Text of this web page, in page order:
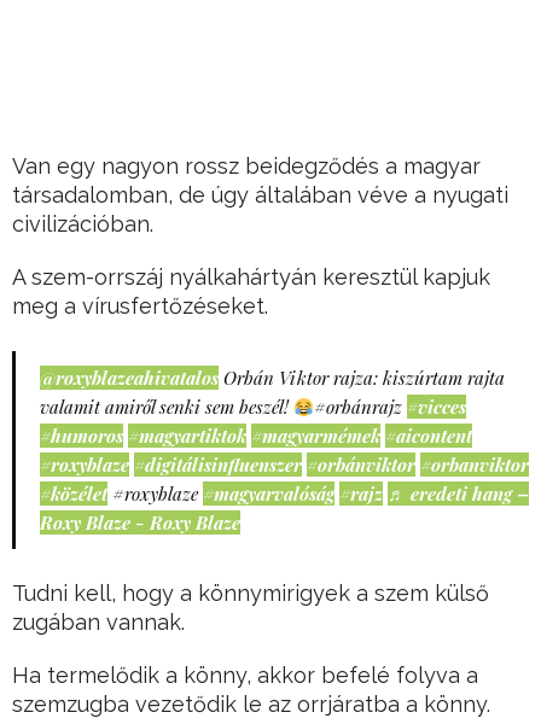
Van egy nagyon rossz beidegződés a magyar
társadalomban, de úgy általában véve a nyugati
civilizációban.
A szem-orrszáj nyálkahártyán keresztül kapjuk
meg a vírusfertőzéseket.
@roxyblazeahivatalos Orbán Viktor rajza: kiszúrtam rajta
valamit amiről senki sem beszél!
#orbánrajz #vicces
#humoros #magyartiktok #magyarmémek #aicontent
#roxyblaze #digitálisinfluenszer #orbánviktor #orbanviktor
#közélet #roxyblaze #magyarvalóság #rajz ♬ eredeti hang –
Roxy Blaze - Roxy Blaze
Tudni kell, hogy a könnymirigyek a szem külső
zugában vannak.
Ha termelődik a könny, akkor befelé folyva a
szemzugba vezetődik le az orrjáratba a könny.